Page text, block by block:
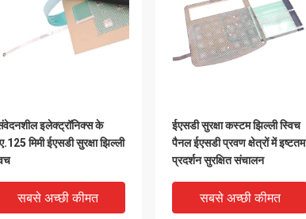
इलेक्ट्रॉनिक्स के
मिमी ईएसडी सुरक्षा झिल्ली
सबसे अच्छी कीमत
ईएसडी सुरक्षा कस्टम झिल्ली स्विच
पैनल ईएसडी प्रवण क्षेत्रों में इष्टतम
प्रदर्शन सुरक्षित संचालन
सबसे अच्छी कीमत